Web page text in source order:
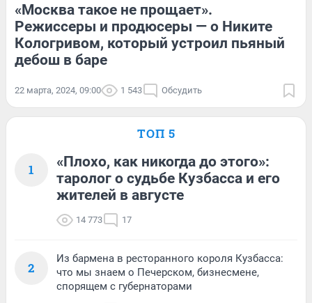
«Москва такое не прощает».
Режиссеры и продюсеры — о Никите
Кологривом, который устроил пьяный
дебош в баре
22 марта, 2024, 09:00 1 543 Обсудить
ТОП 5
1
«Плохо, как никогда до этого»:
таролог о судьбе Кузбасса и его
жителей в августе
14 773 17
2
Из бармена в ресторанного короля Кузбасса:
что мы знаем о Печерском, бизнесмене,
спорящем с губернаторами